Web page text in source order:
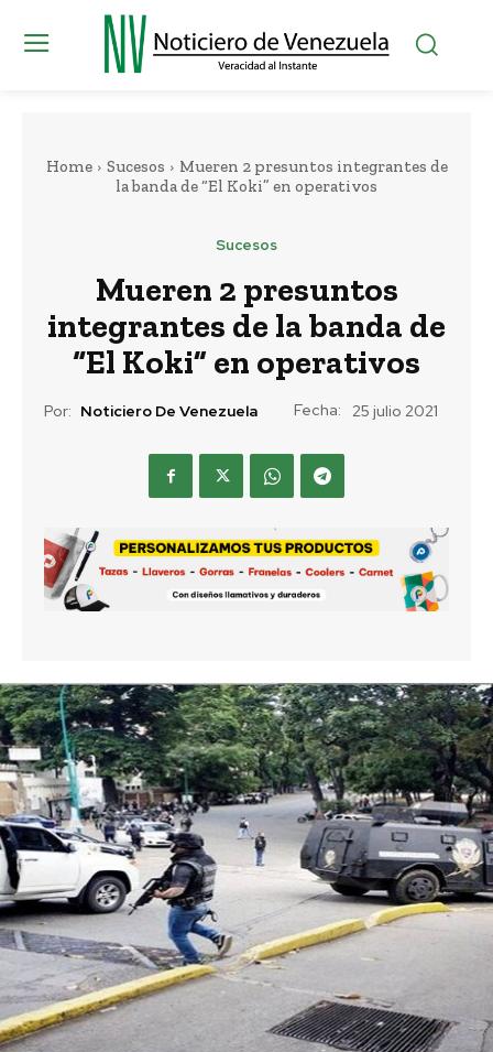
Home Sucesos
Mueren 2 presuntos integrantes de
la banda de “El Koki” en operativos
Sucesos
Mueren 2 presuntos
integrantes de la banda de
“El Koki” en operativos
Por: Noticiero De Venezuela Fecha: 25 julio 2021